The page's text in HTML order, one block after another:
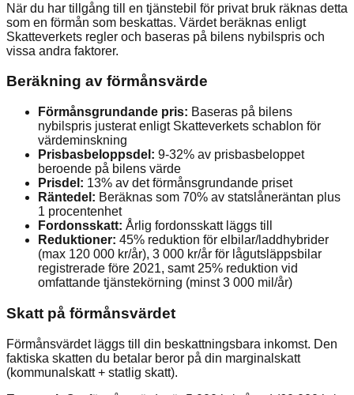
När du har tillgång till en tjänstebil för privat bruk räknas detta
som en förmån som beskattas. Värdet beräknas enligt
Skatteverkets regler och baseras på bilens nybilspris och
vissa andra faktorer.
Beräkning av förmånsvärde
Förmånsgrundande pris: Baseras på bilens
nybilspris justerat enligt Skatteverkets schablon för
värdeminskning
Prisbasbeloppsdel: 9-32% av prisbasbeloppet
beroende på bilens värde
Prisdel: 13% av det förmånsgrundande priset
Räntedel: Beräknas som 70% av statslåneräntan plus
1 procentenhet
Fordonsskatt: Årlig fordonsskatt läggs till
Reduktioner: 45% reduktion för elbilar/laddhybrider
(max 120 000 kr/år), 3 000 kr/år för lågutsläppsbilar
registrerade före 2021, samt 25% reduktion vid
omfattande tjänstekörning (minst 3 000 mil/år)
Skatt på förmånsvärdet
Förmånsvärdet läggs till din beskattningsbara inkomst. Den
faktiska skatten du betalar beror på din marginalskatt
(kommunalskatt + statlig skatt).